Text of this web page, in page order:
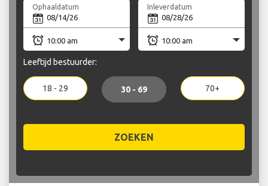
Ophaaldatum Inleverdatum
Leeftijd bestuurder:
18 - 29 30 - 69 70+
ZOEKEN